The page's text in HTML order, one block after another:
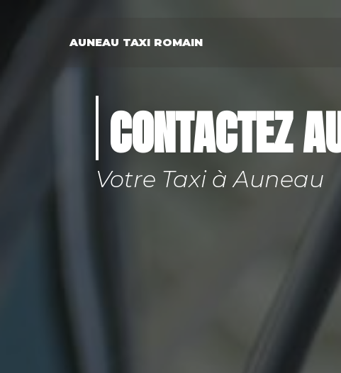
AUNEAU TAXI ROMAIN
CONTACTEZ
Votre Taxi à Auneau